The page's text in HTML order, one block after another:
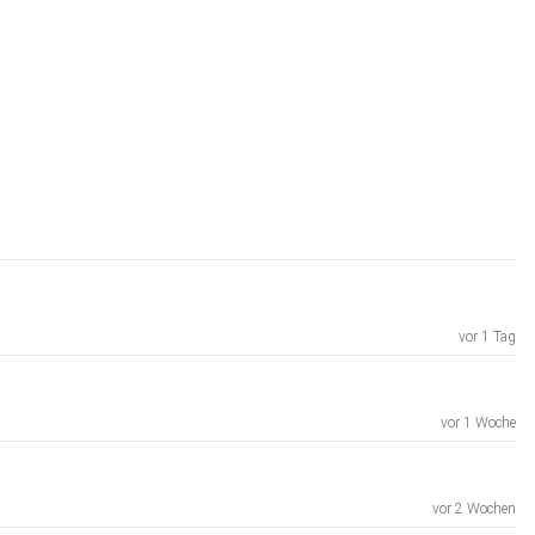
vor 1 Tag
vor 1 Woche
vor 2 Wochen